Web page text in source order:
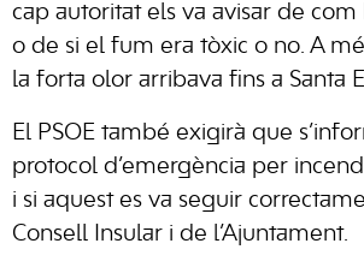
cap autoritat els va avisar de com
o de si el fum era tòxic o no. A
la forta olor arribava fins a Santa
El PSOE també exigirà que
protocol d’emergència per
i si aquest es va seguir
Consell Insular i de l’Ajuntament.